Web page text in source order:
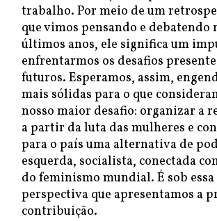
trabalho. Por meio de um
que vimos pensando e debatendo
últimos anos, ele significa um
enfrentarmos os desafios
futuros. Esperamos, assim,
mais sólidas para o que
nosso maior desafio: organizar a
a partir da luta das mulheres e
para o país uma alternativa de
esquerda, socialista, conectada
do feminismo mundial. É sob essa
perspectiva que apresentamos a
contribuição.